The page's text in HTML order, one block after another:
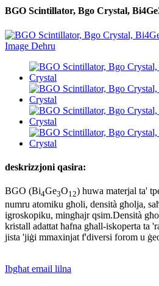
BGO Scintillator, Bgo Crystal,
deskrizzjoni qasira:
BGO (Bi4Ge3O12) huwa materjal ta'
numru atomiku għoli, densità għolja,
igroskopiku, mingħajr qsim.Densità
kristall adattat ħafna għall-iskoperta ta
jista 'jiġi mmaxinjat f'diversi forom u
Ibgħat email lilna